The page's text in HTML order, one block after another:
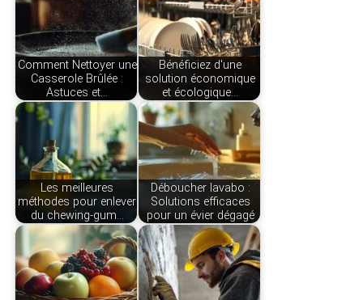
Comment Nettoyer une
Casserole Brûlée :
Astuces et…
Bénéficiez d'une
solution économique
et écologique…
Les meilleures
méthodes pour enlever
du chewing-gum…
Déboucher lavabo :
Solutions efficaces
pour un évier dégagé